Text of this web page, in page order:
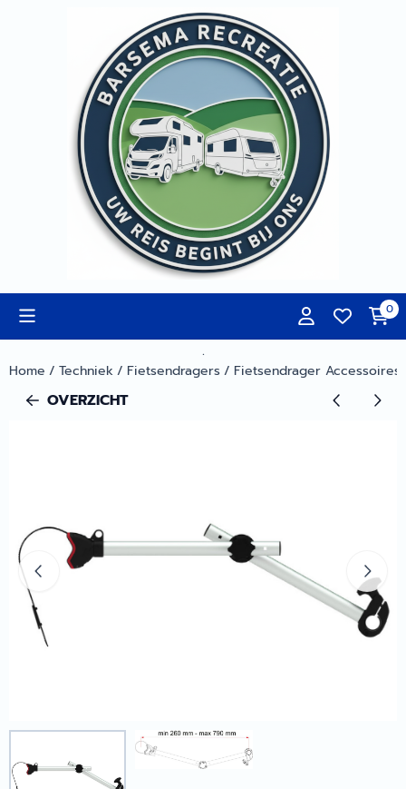
Cookievoorkeuren zijn momenteel gesloten.
0
.
Home / Techniek/ Fietsendragers/ Fietsendrager Accessoires
OVERZICHT